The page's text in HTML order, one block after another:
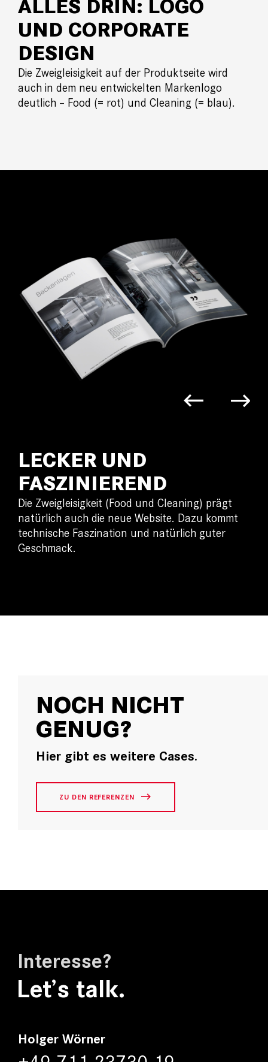
ALLES DRIN: LOGO
UND CORPORATE
DESIGN
Die Zweigleisigkeit auf der Produktseite wird
auch in dem neu entwickelten Markenlogo
deutlich– Food (= rot) und Cleaning(= blau).
LECKER UND
FASZINIEREND
DieZweigleisigkeit (Food und Cleaning) prägt
natürlich auch die neue Website. Dazu kommt
technische Faszination und natürlich guter
Geschmack.
NOCH NICHT
GENUG?
Hier gibt es weitere Cases.
ZU DEN REFERENZEN
Interesse?
Let’s talk.
Holger Wörner